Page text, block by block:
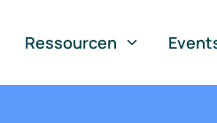
Ressourcen